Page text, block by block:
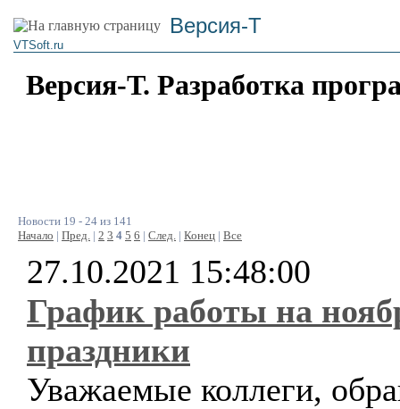
Версия-Т
VTSoft.ru
Версия-Т. Разработка
Новости 19 - 24 из 141
Начало | Пред. | 2 3 4 5 6 | След. | Конец | Все
27.10.2021 15:48:00
График работы на
праздники
Уважаемые коллеги,